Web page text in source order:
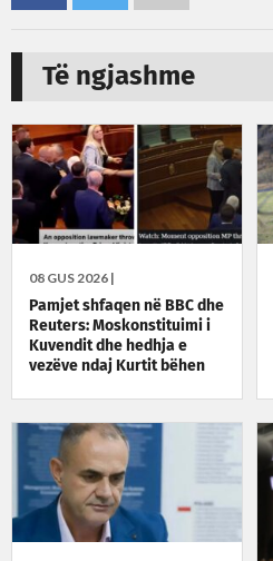
Të ngjashme
08 GUS 2026 |
Pamjet shfaqen në BBC dhe
Reuters: Moskonstituimi i
Kuvendit dhe hedhja e
vezëve ndaj Kurtit bëhen